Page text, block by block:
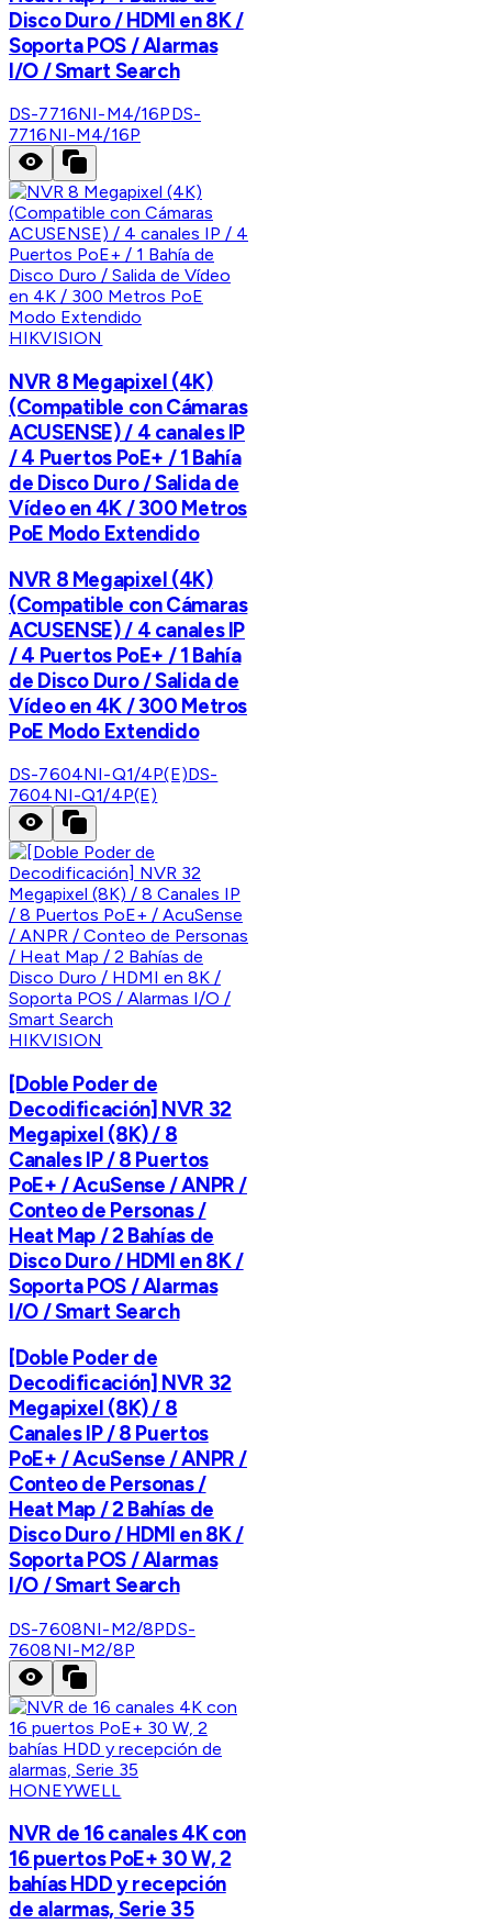
Disco Duro / HDMI en 8K /
Soporta POS / Alarmas
I/O / Smart Search
DS-7716NI-M4/16PDS-
7716NI-M4/16P
HIKVISION
NVR 8 Megapixel (4K)
(Compatible con Cámaras
ACUSENSE) / 4 canales IP
/ 4 Puertos PoE+ / 1 Bahía
de Disco Duro / Salida de
Vídeo en 4K / 300 Metros
PoE Modo Extendido
NVR 8 Megapixel (4K)
(Compatible con Cámaras
ACUSENSE) / 4 canales IP
/ 4 Puertos PoE+ / 1 Bahía
de Disco Duro / Salida de
Vídeo en 4K / 300 Metros
PoE Modo Extendido
DS-7604NI-Q1/4P(E)DS-
7604NI-Q1/4P(E)
HIKVISION
[Doble Poder de
Decodificación] NVR 32
Megapixel (8K) / 8
Canales IP / 8 Puertos
PoE+ / AcuSense / ANPR /
Conteo de Personas /
Heat Map / 2 Bahías de
Disco Duro / HDMI en 8K /
Soporta POS / Alarmas
I/O / Smart Search
[Doble Poder de
Decodificación] NVR 32
Megapixel (8K) / 8
Canales IP / 8 Puertos
PoE+ / AcuSense / ANPR /
Conteo de Personas /
Heat Map / 2 Bahías de
Disco Duro / HDMI en 8K /
Soporta POS / Alarmas
I/O / Smart Search
DS-7608NI-M2/8PDS-
7608NI-M2/8P
HONEYWELL
NVR de 16 canales 4K con
16 puertos PoE+ 30 W, 2
bahías HDD y recepción
de alarmas, Serie 35